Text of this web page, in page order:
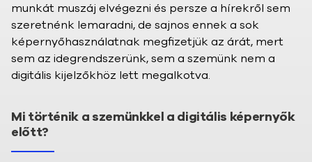
munkát muszáj elvégezni és persze a hírekről sem
szeretnénk lemaradni, de sajnos ennek a sok
képernyőhasználatnak megfizetjük az árát, mert
sem az idegrendszerünk, sem a szemünk nem a
digitális kijelzőkhöz lett megalkotva.
Mi történik a szemünkkel a digitális képernyők
előtt?